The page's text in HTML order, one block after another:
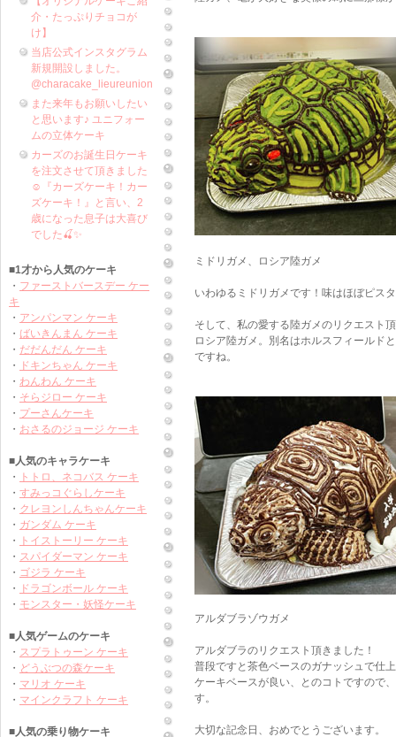
ミドリガメ、ロシア陸ガメ
いわゆるミドリガメです！味はほぼピス
そして、私の愛する陸ガメのリクエスト
ロシア陸ガメ。別名はホルスフィールド
ですね。
アルダブラゾウガメ
アルダブラのリクエスト頂きました！
普段ですと茶色ベースのガナッシュで仕
ケーキベースが良い、とのコトですので
す。
大切な記念日、おめでとうございます。
介・たっぷりチョコが
け】
当店公式インスタグラム
新規開設しました。
@characake_lieureunion
また来年もお願いしたい
と思います♪ ユニフォー
ムの立体ケーキ
カーズのお誕生日ケーキ
を注文させて頂きました
☺️『カーズケーキ！カー
ズケーキ！』と言い、2
歳になった息子は大喜び
でした🍒✨
■1才から人気のケーキ
・ ファーストバースデー ケー
キ
・ アンパンマン ケーキ
・ ばいきんまん ケーキ
・ だだんだん ケーキ
・
ドキンちゃん ケーキ
・ わんわん ケーキ
・ そらジロー ケーキ
・ プーさんケーキ
・ おさるのジョージ ケーキ
■人気のキャラケーキ
・
トトロ、ネコバス ケーキ
・ すみっコぐらしケーキ
・ クレヨンしんちゃんケーキ
・ ガンダム ケーキ
・
トイストーリー ケーキ
・ スパイダーマン ケーキ
・ ゴジラ ケーキ
・
ドラゴンボール ケーキ
・ モンスター・妖怪ケーキ
■人気ゲームのケーキ
・ スプラトゥーン ケーキ
・ どうぶつの森ケーキ
・ マリオ ケーキ
・ マインクラフト ケーキ
■人気の乗り物ケーキ